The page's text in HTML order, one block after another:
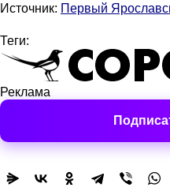
Источник: Первый
Теги:
Реклама